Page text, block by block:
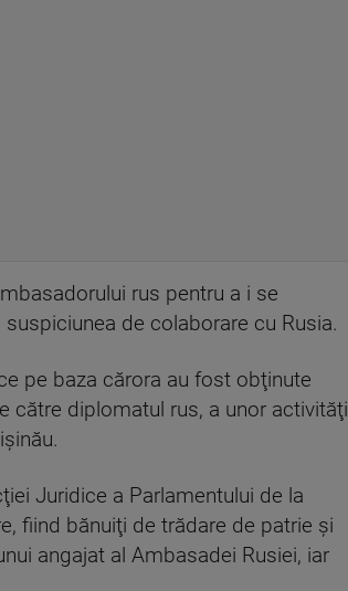
rus pentru a i se
de colaborare cu Rusia.
pe baza cărora au fost obţinute
către diplomatul rus, a unor activităţi
Juridice a Parlamentului de la
fiind bănuiţi de trădare de patrie şi
angajat al Ambasadei Rusiei, iar